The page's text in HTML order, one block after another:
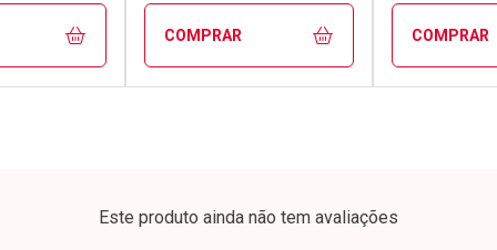
COMPRAR COMPRAR
Este produto ainda não tem avaliações